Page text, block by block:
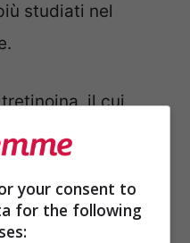
studiati nel
il cui
di incentivare la
e
le altre sostanze
esaminate
your consent to
for the following